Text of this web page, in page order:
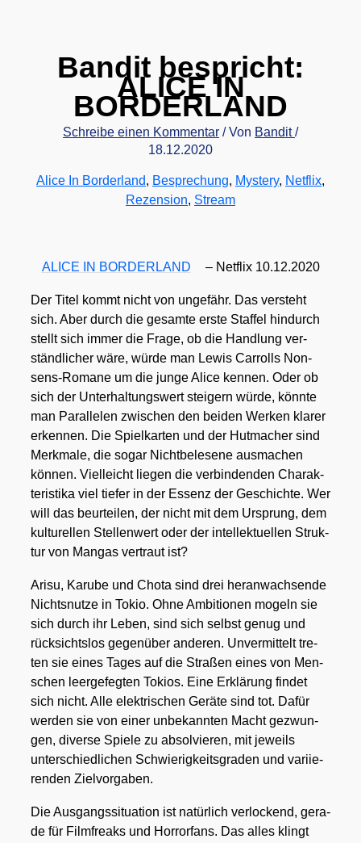
Bandit bespricht:
ALICE IN
BORDERLAND
Schreibe einen Kommentar / Von Bandit/
18.12.2020
Alice In Borderland, Besprechung, Mystery, Netflix,
Rezension, Stream
ALICE IN BORDERLAND – Net­flix 10.12.2020
Der Titel kommt nicht von unge­fähr. Das ver­steht
sich. Aber durch die gesam­te ers­te Staf­fel hin­durch
stellt sich immer die Fra­ge, ob die Hand­lung ver­
ständ­li­cher wäre, wür­de man Lewis Car­rolls Non­
sens-Roma­ne um die jun­ge Ali­ce ken­nen. Oder ob
sich der Unter­hal­tungs­wert stei­gern wür­de, könn­te
man Par­al­le­len zwi­schen den bei­den Wer­ken kla­rer
erken­nen. Die Spiel­kar­ten und der Hut­ma­cher sind
Merk­ma­le, die sogar Nicht­be­le­se­ne aus­ma­chen
kön­nen. Viel­leicht lie­gen die ver­bin­den­den Cha­rak­
te­ris­ti­ka viel tie­fer in der Essenz der Geschich­te. Wer
will das beur­tei­len, der nicht mit dem Ursprung, dem
kul­tu­rel­len Stel­len­wert oder der intel­lek­tu­el­len Struk­
tur von Man­gas ver­traut ist?
Arisu, Karu­be und Cho­ta sind drei her­an­wach­sen­de
Nichts­nut­ze in Tokio. Ohne Ambi­tio­nen mogeln sie
sich durch ihr Leben, sind sich selbst genug und
rück­sichts­los gegen­über ande­ren. Unver­mit­telt tre­
ten sie eines Tages auf die Stra­ßen eines von Men­
schen leer­ge­feg­ten Toki­os. Eine Erklä­rung fin­det
sich nicht. Alle elek­tri­schen Gerä­te sind tot. Dafür
wer­den sie von einer unbe­kann­ten Macht gezwun­
gen, diver­se Spie­le zu absol­vie­ren, mit jeweils
unter­schied­li­chen Schwie­rig­keits­gra­den und vari­ie­
ren­den Ziel­vor­ga­ben.
Die Aus­gangs­si­tua­ti­on ist natür­lich ver­lo­ckend, gera­
de für Film­freaks und Hor­ror­fans. Das alles klingt